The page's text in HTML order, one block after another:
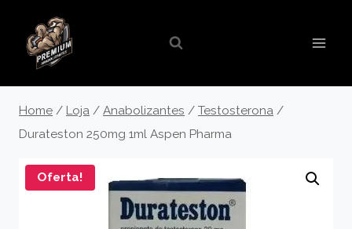
para
Home / Loja / Anabolizantes / Testosterona /
Durateston 250mg 1ml Aspen Pharma
Oferta!